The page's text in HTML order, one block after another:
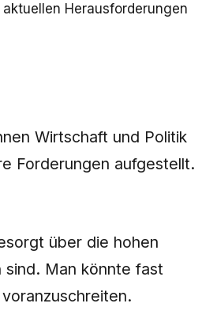
Herausforderungen
Wirtschaft und Politik
Forderungen aufgestellt.
über die hohen
Man könnte fast